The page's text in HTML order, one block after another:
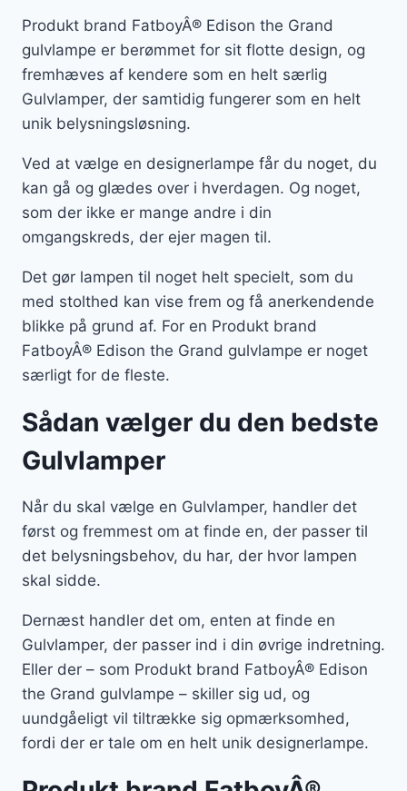
Produkt brand FatboyÂ® Edison the Grand
gulvlampe er berømmet for sit flotte design, og
fremhæves af kendere som en helt særlig
Gulvlamper, der samtidig fungerer som en helt
unik belysningsløsning.
Ved at vælge en designerlampe får du noget, du
kan gå og glædes over i hverdagen. Og noget,
som der ikke er mange andre i din
omgangskreds, der ejer magen til.
Det gør lampen til noget helt specielt, som du
med stolthed kan vise frem og få anerkendende
blikke på grund af. For en Produkt brand
FatboyÂ® Edison the Grand gulvlampe er noget
særligt for de fleste.
Sådan vælger du den bedste
Gulvlamper
Når du skal vælge en Gulvlamper, handler det
først og fremmest om at finde en, der passer til
det belysningsbehov, du har, der hvor lampen
skal sidde.
Dernæst handler det om, enten at finde en
Gulvlamper, der passer ind i din øvrige indretning.
Eller der – som Produkt brand FatboyÂ® Edison
the Grand gulvlampe – skiller sig ud, og
uundgåeligt vil tiltrække sig opmærksomhed,
fordi der er tale om en helt unik designerlampe.